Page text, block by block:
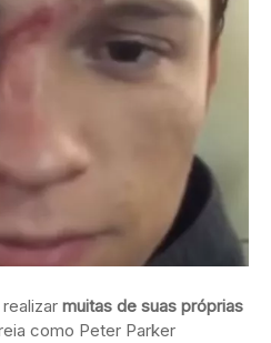
muitas de suas próprias
como Peter Parker